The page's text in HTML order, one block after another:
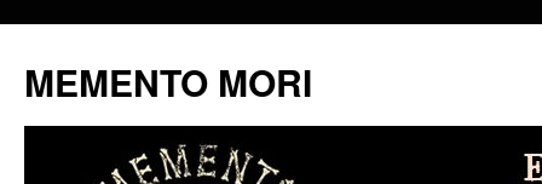
MEMENTO MORI